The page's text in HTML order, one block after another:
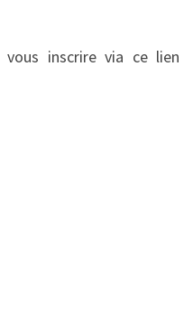
vous inscrire via ce lien